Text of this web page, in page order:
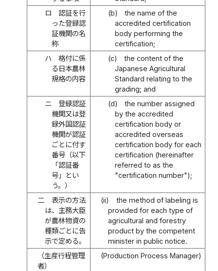
ロ
認証を行
った登録認
証機関の名
称
(b)
the name of the
accredited certification
body performing the
certification;
ハ
格付に係
る日本農林
規格の内容
(c)
the content of the
Japanese Agricultural
Standard relating to the
grading; and
ニ
登録認証
機関又は登
録外国認証
機関が認証
ごとに付す
番号（以下
「認証番
号」とい
う。）
(d)
the number assigned
by the accredited
certification body or
accredited overseas
certification body for each
certification (hereinafter
referred to as the
"certification number");
二
表示の方法
は、主務大臣
が農林物資の
種類ごとに告
示で定める。
(ii)
the method of labeling is
provided for each type of
agricultural and forestry
product by the competent
minister in public notice.
（生産行程管理
者）
(Production Process Manager)